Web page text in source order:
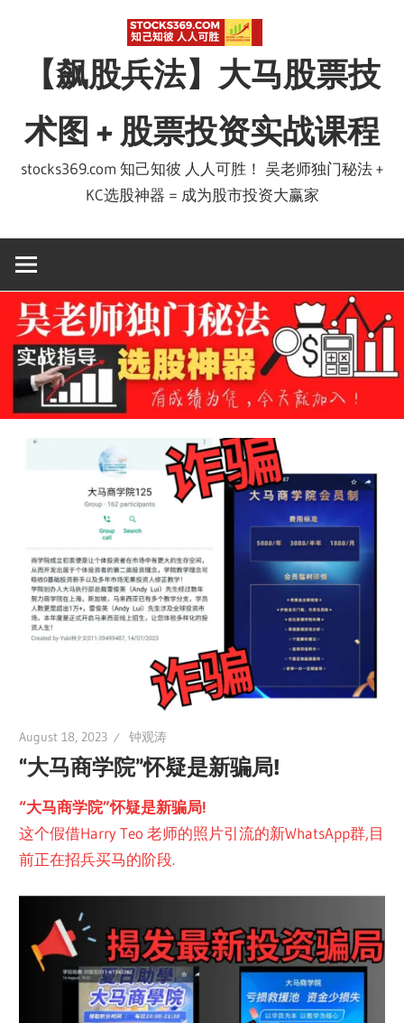
【飙股兵法】大马股票技
术图 + 股票投资实战课程
stocks369.com 知己知彼 人人可胜！ 吴老师独门秘法 +
KC选股神器 = 成为股市投资大赢家
August 18, 2023 钟观涛
“大马商学院”怀疑是新骗局!
“大马商学院”怀疑是新骗局!
这个假借Harry Teo 老师的照片引流的新WhatsApp群,目
前正在招兵买马的阶段.